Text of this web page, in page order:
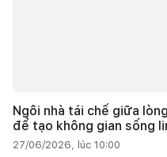
Ngôi nhà tái chế giữa
để tạo không gian sống
27/06/2026, lúc 10:00